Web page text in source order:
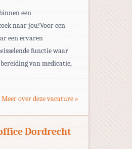
een
naar jou!Voor een
een ervaren
functie waar
van medicatie,
Meer over deze vacature »
Dordrecht